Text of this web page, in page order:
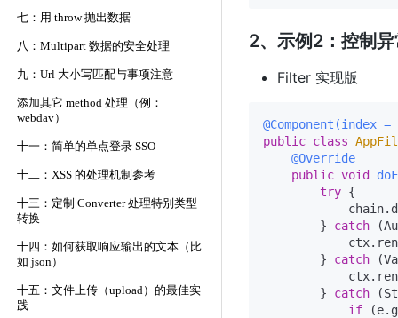
七：用 throw 抛出数据
八：Multipart 数据的安全处理
九：Url 大小写匹配与事项注意
添加其它 method 处理（例：
webdav）
十一：简单的单点登录 SSO
十二：XSS 的处理机制参考
十三：定制 Converter 处理特别类型
转换
十四：如何获取响应输出的文本（比
如 json）
十五：文件上传（upload）的最佳实
践
2、示例2：控制
Filter 实现版
@Component(index
public class
@Override
public void
try {
        }
catch
        }
catch
        }
catch
if